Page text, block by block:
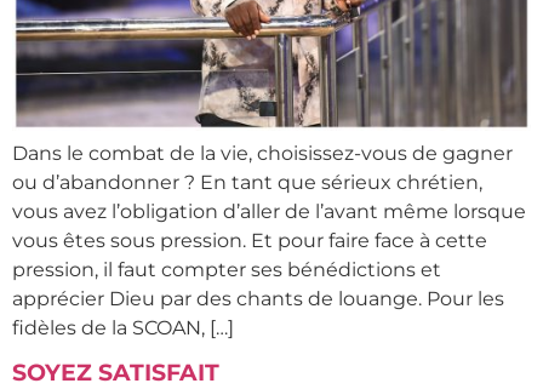
Dans le combat de la vie, choisissez-vous de gagner
ou d’abandonner ? En tant que sérieux chrétien,
vous avez l’obligation d’aller de l’avant même lorsque
vous êtes sous pression. Et pour faire face à cette
pression, il faut compter ses bénédictions et
apprécier Dieu par des chants de louange. Pour les
fidèles de la SCOAN, […]
SOYEZ SATISFAIT